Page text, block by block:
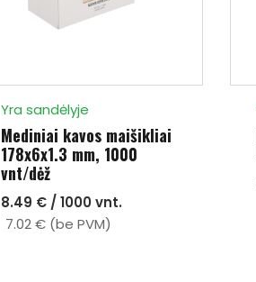
Yra sandėlyje
Mediniai kavos maišikliai
178x6x1.3 mm, 1000
vnt/dėž
8.49 € / 1000 vnt.
7.02 € (be PVM)